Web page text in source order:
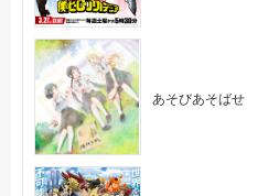
あそびあそばせ